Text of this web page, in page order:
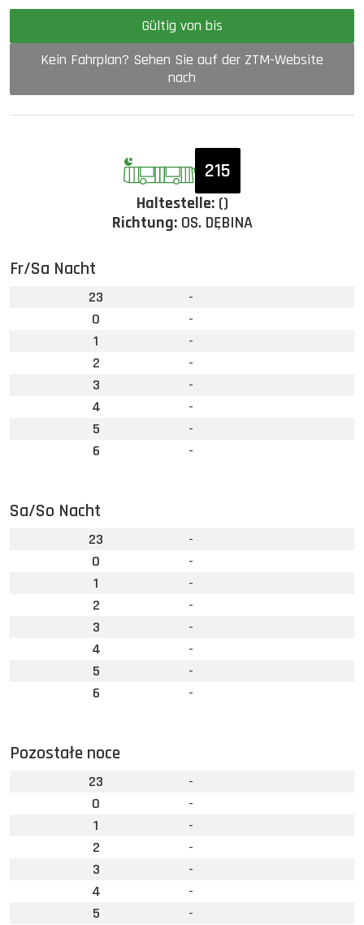
Gültig von bis
Kein Fahrplan? Sehen Sie auf der ZTM-Website
nach
215
Haltestelle:()
Richtung:OS. DĘBINA
Fr/Sa Nacht
23
-
0
-
1
-
2
-
3
-
4
-
5
-
6
-
Sa/So Nacht
23
-
0
-
1
-
2
-
3
-
4
-
5
-
6
-
Pozostałe noce
23
-
0
-
1
-
2
-
3
-
4
-
5
-